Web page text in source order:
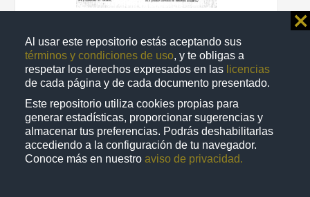
Al usar este repositorio estás aceptando sus
términos y condiciones de uso, y te obligas a
respetar los derechos expresados en las licencias
de cada página y de cada documento presentado.
Este repositorio utiliza cookies propias para
generar estadísticas, proporcionar sugerencias y
almacenar tus preferencias. Podrás deshabilitarlas
accediendo a la configuración de tu navegador.
Conoce más en nuestro aviso de privacidad.
⨯
Multidisciplina
Publicación